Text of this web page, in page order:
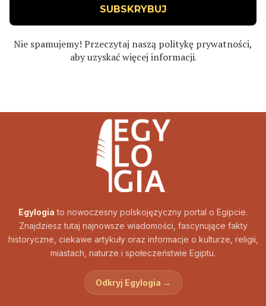
Nie spamujemy! Przeczytaj naszą politykę prywatności,
aby uzyskać więcej informacji.
Egylogia to nowoczesny polskojęzyczny portal o Egipcie.
Znajdziesz tutaj najnowsze wiadomości, fascynujące fakty
historyczne, ciekawe artykuły oraz informacje o kulturze, religii,
miastach, naturze i społeczeństwie Egiptu.
Odkryj Egylogia →